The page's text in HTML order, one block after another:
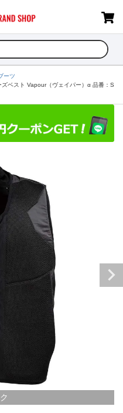
ーツ
ベスト Vapour（ヴェイパー）α 品番：S